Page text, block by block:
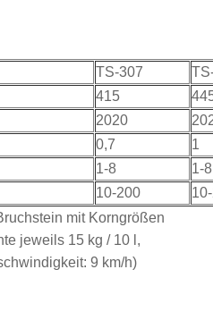
TS-307
415
2020
0,7
1
1-8
1-8
10-200
mit Korngrößen
jeweils 15 kg / 10 l,
9 km/h)